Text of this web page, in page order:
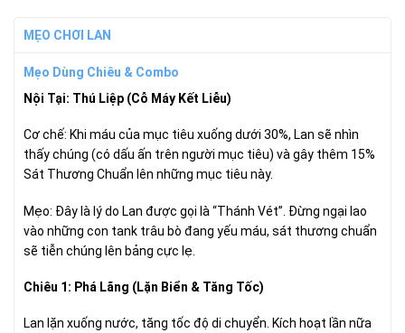
MẸO CHƠI LAN
Mẹo Dùng Chiêu & Combo
Nội Tại: Thú Liệp (Cỗ Máy Kết Liễu)
Cơ chế: Khi máu của mục tiêu xuống dưới 30%, Lan sẽ nhìn
thấy chúng (có dấu ấn trên người mục tiêu) và gây thêm 15%
Sát Thương Chuẩn lên những mục tiêu này.
Mẹo: Đây là lý do Lan được gọi là “Thánh Vét”. Đừng ngại lao
vào những con tank trâu bò đang yếu máu, sát thương chuẩn
sẽ tiễn chúng lên bảng cực lẹ.
Chiêu 1: Phá Lãng (Lặn Biển & Tăng Tốc)
Lan lặn xuống nước, tăng tốc độ di chuyển. Kích hoạt lần nữa